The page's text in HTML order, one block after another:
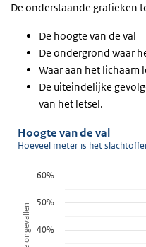
De onderstaande grafieken
De hoogte van de val
De ondergrond waar
Waar aan het lichaam
De uiteindelijke
van het letsel.